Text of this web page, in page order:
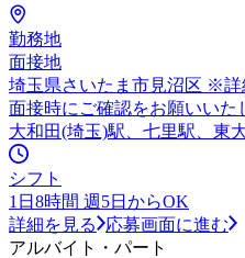
勤務地
面接地
埼玉県さいたま市見沼区 ※詳
面接時にご確認をお願いいた
大和田(埼玉)駅、七里駅、東
シフト
1日8時間 週5日からOK
詳細を見る
応募画面に進む
アルバイト・パート